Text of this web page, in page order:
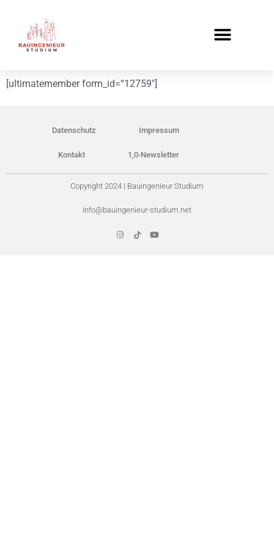
[ultimatemember form_id=“12759″]
Datenschutz Impressum
Kontakt 1,0-Newsletter
Copyright 2024 | Bauingenieur Studium
Info@bauingenieur-studium.net